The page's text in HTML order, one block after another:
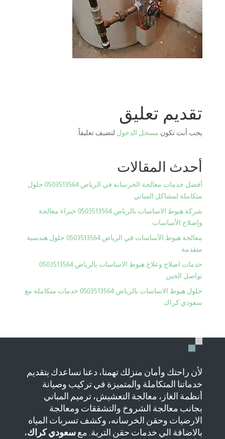
تقديم تعليق
يجب أنت تكون مسجل الدخول لتضيف تعليقاً.
أحدث المقالات
أفضل خدمات معالجة الخرسانة في الرياض 0503513564 حلول
متكاملة لمشاكل المباني
شركة هبوط الاساسات بالرياض 0503513564 خبراء معالجة
وإصلاح الأساسات
معالجة هبوط الأساسات في الرياض 0503513564 حلول هندسية
متقدمة
خدمات اصلاح وعلاج هبوط الاساسات بالرياض 0503513564
تواصل الحين
حلول هبوط الاساسات بالرياض 0503513564 خدمات متكاملة مع
سعودي كراك
لأن راحتك وأمان منزلك تهمنا، دعنا نساعدك بتقديم
خدماتنا المتكاملة والمتميزة في تركيب وصيانة
أنظمة الغاز، معالجة التعشيش، ترميم المباني
بجانب معالجة الشروخ والتشققات ومعالجة
الارضيات وحقن الخرسانه، وكشف تسربات المياه
بالاضافة الي خدمات حقن التربة. مع سعودي كراك،